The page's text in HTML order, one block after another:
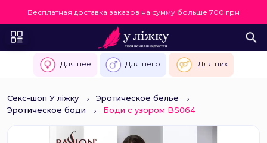
Бесплатная доставка заказов на сумму больше 700 грн
Для нее Для него Для них
Секс-шоп У ліжку
Эротическое белье
Эротическое боди
Боди с узором BS064